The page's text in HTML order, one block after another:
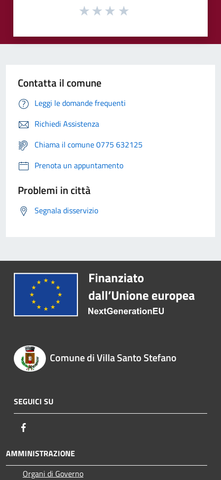
Contatta il comune
Leggi le domande frequenti
Richiedi Assistenza
Chiama il comune 0775 632125
Prenota un appuntamento
Problemi in città
Segnala disservizio
Comune di Villa Santo Stefano
SEGUICI SU
AMMINISTRAZIONE
Organi di Governo